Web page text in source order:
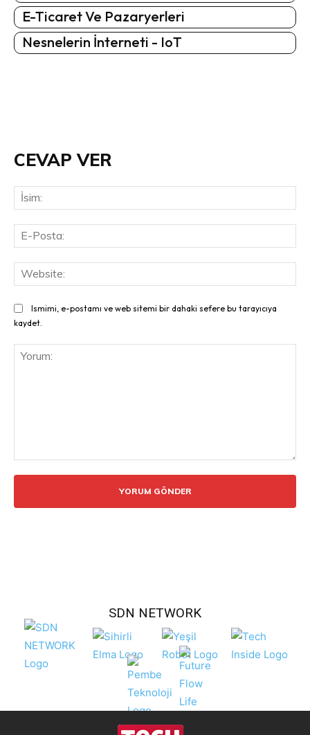
E-Ticaret Ve Pazaryerleri
Nesnelerin İnterneti - IoT
CEVAP VER
Ismimi, e-postamı ve web sitemi bir dahaki sefere bu tarayıcıya
kaydet.
SDN NETWORK